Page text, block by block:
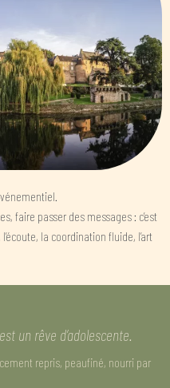
faire passer des messages : c’est
la coordination fluide, l’art
un rêve d’adolescente.
repris, peaufiné, nourri par